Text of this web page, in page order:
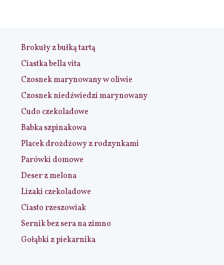
Brokuły z bułką tartą
Ciastka bella vita
Czosnek marynowany w oliwie
Czosnek niedźwiedzi marynowany
Cudo czekoladowe
Babka szpinakowa
Placek drożdżowy z rodzynkami
Parówki domowe
Deser z melona
Lizaki czekoladowe
Ciasto rzeszowiak
Sernik bez sera na zimno
Gołąbki z piekarnika